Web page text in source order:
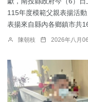
115年度模範父親表揚活
表揚來自縣內各鄉鎮市共
陳朝枝 2026年八月